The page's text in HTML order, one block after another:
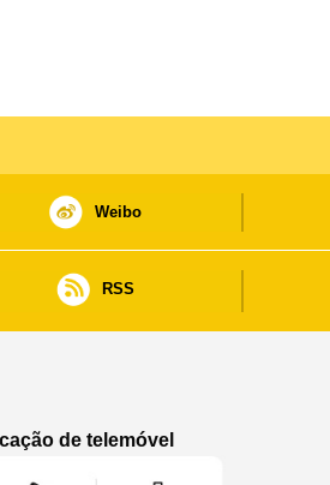
Weibo
RSS
de telemóvel